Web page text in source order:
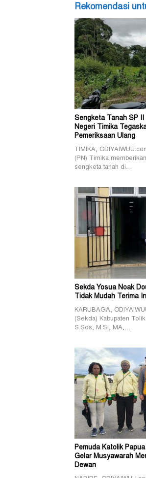
Rekomendasi
Sengketa Tanah SP II
Negeri Timika
Pemeriksaan Ulang
TIMIKA,
(PN) Timika
sengketa tanah di…
Sekda Yosua Noak
Tidak Mudah Terima
KARUBAGA,
(Sekda) Kabupaten
S.Sos, M.Si, MA,…
Pemuda Katolik
Gelar Musyawarah
Dewan